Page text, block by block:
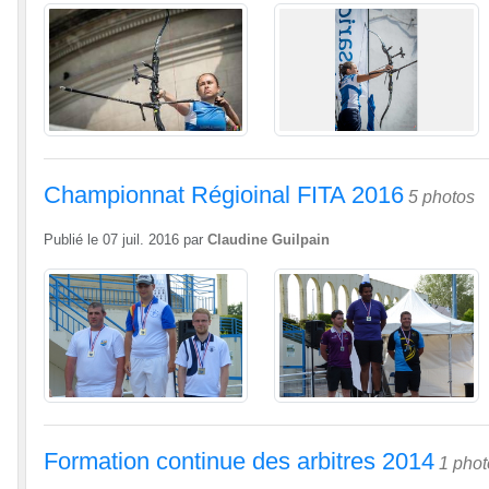
Championnat Régioinal FITA 2016 5 photos
Publié le 07 juil. 2016 par Claudine Guilpain
Formation continue des arbitres 2014 1